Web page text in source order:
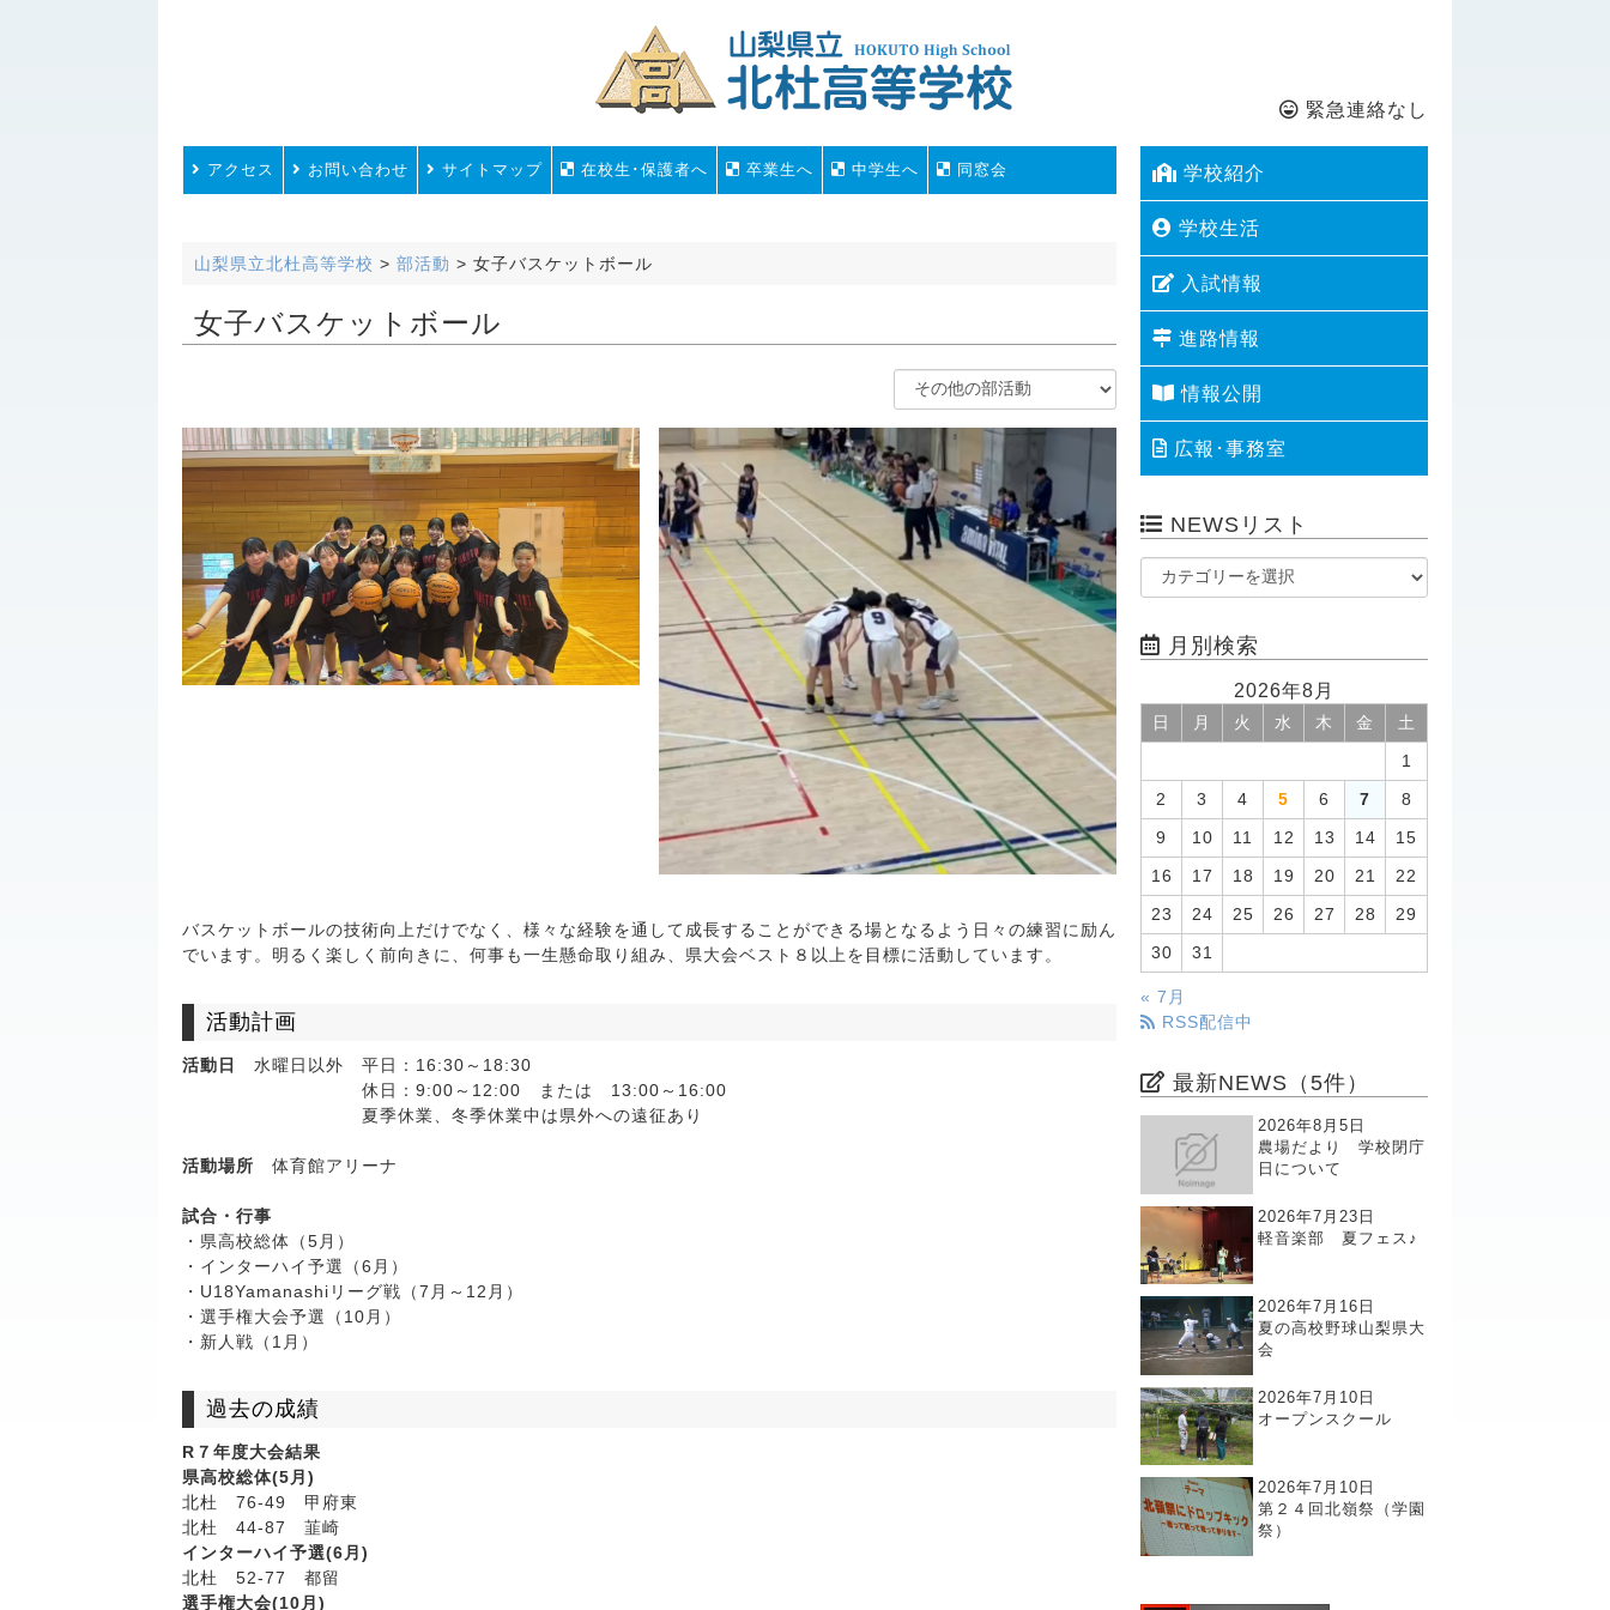
緊急連絡なし
アクセス お問い合わせ サイトマップ 在校生･保護者へ 卒業生へ 中学生へ 同窓会
山梨県立北杜高等学校 > 部活動 > 女子バスケットボール
女子バスケットボール
バスケットボールの技術向上だけでなく、様々な経験を通して成長することができる場となるよう日々の練習に励ん
でいます。明るく楽しく前向きに、何事も一生懸命取り組み、県大会ベスト８以上を目標に活動しています。
活動計画
活動日
水曜日以外 平日：16:30～18:30
休日：9:00～12:00 または 13:00～16:00
夏季休業、冬季休業中は県外への遠征あり
活動場所 体育館アリーナ
試合・行事
・県高校総体（5月）
・インターハイ予選（6月）
・U18Yamanashiリーグ戦（7月～12月）
・選手権大会予選（10月）
・新人戦（1月）
過去の成績
R ７年度大会結果
県高校総体(5月)
北杜 76-49 甲府東
北杜 44-87 韮崎
インターハイ予選(6月)
北杜 52-77 都留
選手権大会(10月)
学校紹介
学校生活
入試情報
進路情報
情報公開
広報･事務室
NEWSリスト
月別検索
2026年8月
日 月 火 水 木 金 土
1
2 3 4 5 6 7 8
9 10 11 12 13 14 15
16 17 18 19 20 21 22
23 24 25 26 27 28 29
30 31
« 7月
RSS配信中
最新NEWS（5件）
2026年8月5日
農場だより 学校閉庁
日について
2026年7月23日
軽音楽部 夏フェス♪
2026年7月16日
夏の高校野球山梨県大
会
2026年7月10日
オープンスクール
2026年7月10日
第２４回北嶺祭（学園
祭）